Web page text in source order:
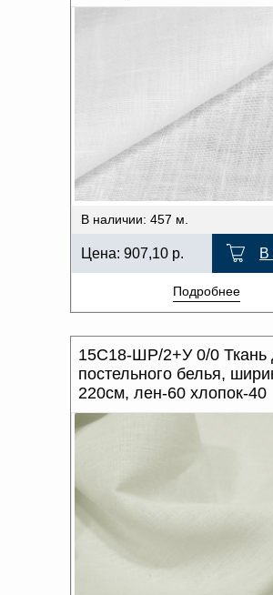
В наличии: 457 м.
Цена: 907,10 р. В
Подробнее
15С18-ШР/2+У 0/0 Ткань
постельного белья,
220см, лен-60 хлопок-40